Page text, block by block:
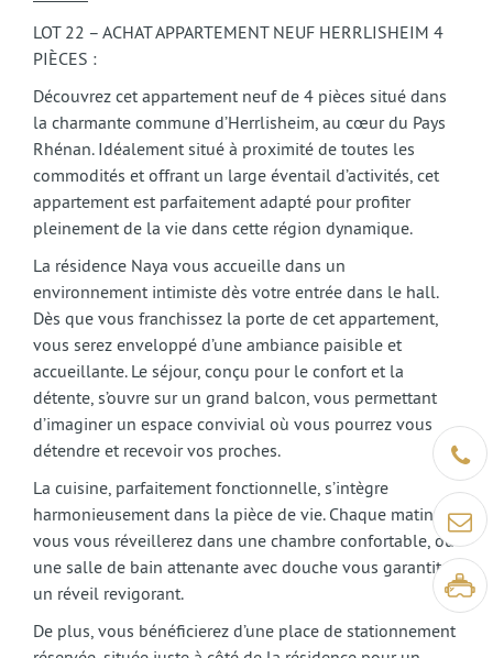
Être
Contact
Visite
LOT 22 – ACHAT APPARTEMENT NEUF HERRLISHEIM 4
PIÈCES :
Découvrez cet appartement neuf de 4 pièces situé dans
la charmante commune d’Herrlisheim, au cœur du Pays
Rhénan. Idéalement situé à proximité de toutes les
commodités et offrant un large éventail d’activités, cet
appartement est parfaitement adapté pour profiter
pleinement de la vie dans cette région dynamique.
La résidence Naya vous accueille dans un
environnement intimiste dès votre entrée dans le hall.
Dès que vous franchissez la porte de cet appartement,
vous serez enveloppé d’une ambiance paisible et
accueillante. Le séjour, conçu pour le confort et la
détente, s’ouvre sur un grand balcon, vous permettant
d’imaginer un espace convivial où vous pourrez vous
détendre et recevoir vos proches.
La cuisine, parfaitement fonctionnelle, s’intègre
harmonieusement dans la pièce de vie. Chaque matin,
vous vous réveillerez dans une chambre confortable, où
une salle de bain attenante avec douche vous garantit
un réveil revigorant.
De plus, vous bénéficierez d’une place de stationnement